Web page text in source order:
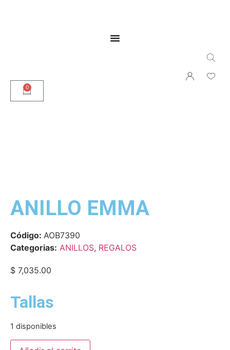
0
ANILLO EMMA
Código: AOB7390
Categorias: ANILLOS, REGALOS
$ 7,035.00
Tallas
1 disponibles